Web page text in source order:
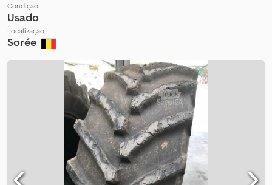
Condição
Usado
Localização
Sorée